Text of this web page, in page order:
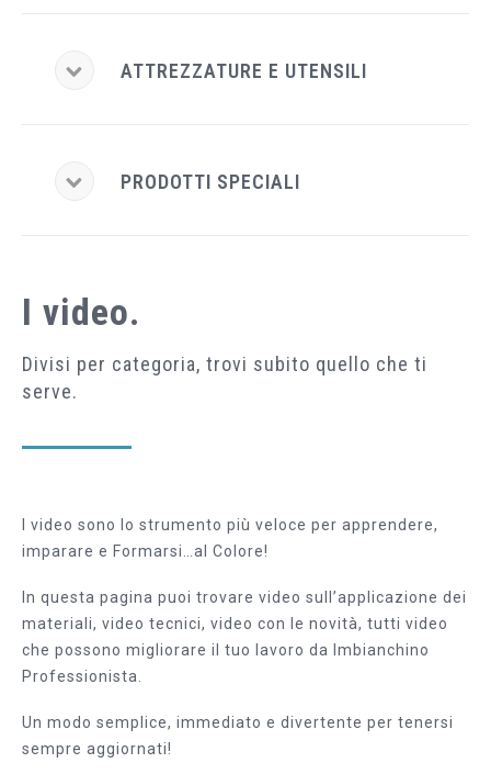
ATTREZZATURE E UTENSILI
PRODOTTI SPECIALI
I video.
Divisi per categoria, trovi subito quello che ti
serve.
I video sono lo strumento più veloce per apprendere,
imparare e Formarsi…al Colore!
In questa pagina puoi trovare video sull’applicazione dei
materiali, video tecnici, video con le novità, tutti video
che possono migliorare il tuo lavoro da Imbianchino
Professionista.
Un modo semplice, immediato e divertente per tenersi
sempre aggiornati!